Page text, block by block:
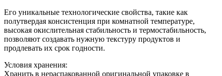
Его уникальные технологические свойства, такие как
полутвердая консистенция при комнатной температуре,
высокая окислительная стабильность и термостабильность,
позволяют создавать нужную текстуру продуктов и
продлевать их срок годности.
Условия хранения:
Хранить в нераспакованной оригинальной упаковке в